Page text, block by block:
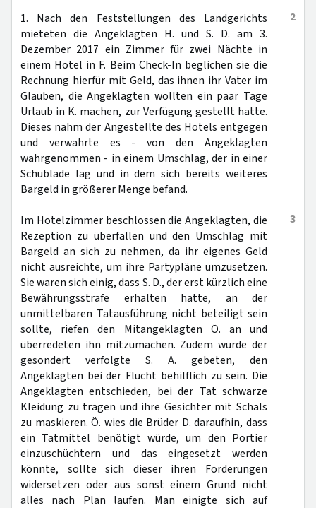
2
1. Nach den Feststellungen des Landgerichts
mieteten die Angeklagten H. und S. D. am 3.
Dezember 2017 ein Zimmer für zwei Nächte in
einem Hotel in F. Beim Check-In beglichen sie die
Rechnung hierfür mit Geld, das ihnen ihr Vater im
Glauben, die Angeklagten wollten ein paar Tage
Urlaub in K. machen, zur Verfügung gestellt hatte.
Dieses nahm der Angestellte des Hotels entgegen
und verwahrte es - von den Angeklagten
wahrgenommen - in einem Umschlag, der in einer
Schublade lag und in dem sich bereits weiteres
Bargeld in größerer Menge befand.
3
Im Hotelzimmer beschlossen die Angeklagten, die
Rezeption zu überfallen und den Umschlag mit
Bargeld an sich zu nehmen, da ihr eigenes Geld
nicht ausreichte, um ihre Partypläne umzusetzen.
Sie waren sich einig, dass S. D., der erst kürzlich eine
Bewährungsstrafe erhalten hatte, an der
unmittelbaren Tatausführung nicht beteiligt sein
sollte, riefen den Mitangeklagten Ö. an und
überredeten ihn mitzumachen. Zudem wurde der
gesondert verfolgte S. A. gebeten, den
Angeklagten bei der Flucht behilflich zu sein. Die
Angeklagten entschieden, bei der Tat schwarze
Kleidung zu tragen und ihre Gesichter mit Schals
zu maskieren. Ö. wies die Brüder D. daraufhin, dass
ein Tatmittel benötigt würde, um den Portier
einzuschüchtern und das eingesetzt werden
könnte, sollte sich dieser ihren Forderungen
widersetzen oder aus sonst einem Grund nicht
alles nach Plan laufen. Man einigte sich auf